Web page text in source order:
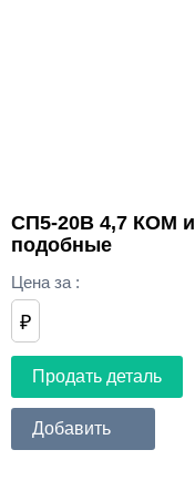
СП5-20В 4,7 КОМ и
подобные
Цена за :
₽
Продать деталь
Добавить